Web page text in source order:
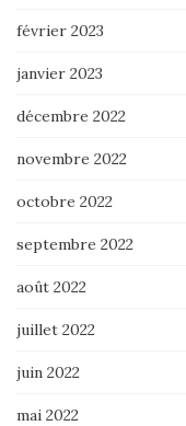
février 2023
janvier 2023
décembre 2022
novembre 2022
octobre 2022
septembre 2022
août 2022
juillet 2022
juin 2022
mai 2022